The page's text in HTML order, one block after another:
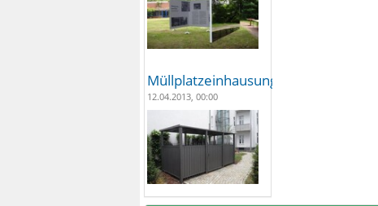
Müllplatzeinhausungen
12.04.2013, 00:00